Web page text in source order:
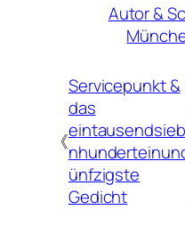
Autor &
《
Servicepunkt &
das
ünfzigste
Gedicht